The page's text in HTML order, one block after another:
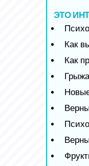
ЭТО
Как
Как